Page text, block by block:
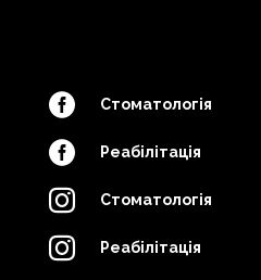
 Стоматологія
 Реабілітація
 Стоматологія
 Реабілітація